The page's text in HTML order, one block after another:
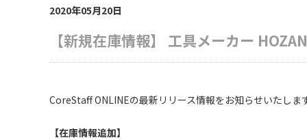
2020年05月20日
【新規在庫情報】 工具メーカー
CoreStaff ONLINEの最新リリース情報をお知らせいたしま
【在庫情報追加】